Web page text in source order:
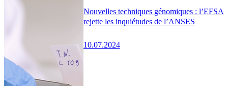
Nouvelles techniques génomiques : l’EFSA
rejette les inquiétudes de l’ANSES
10.07.2024